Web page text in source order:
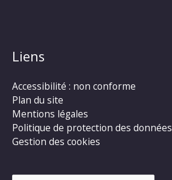
Liens
Accessibilité : non conforme
Plan du site
Mentions légales
Politique de protection des données
Gestion des cookies